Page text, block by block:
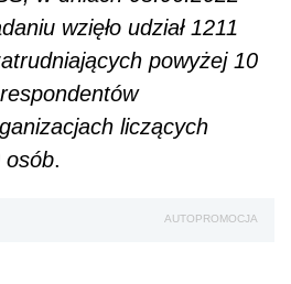
wzięło udział 1211
powyżej 10
liczących
osób.
AUTOPROMOCJA